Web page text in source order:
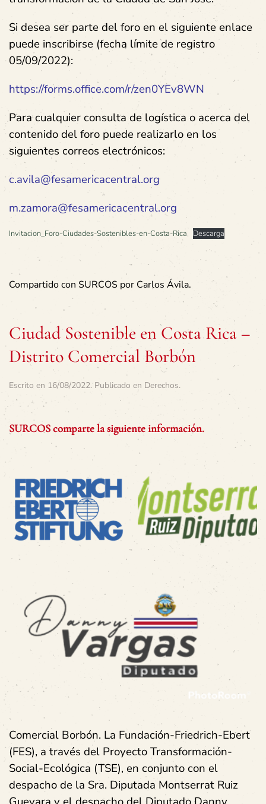
Si desea ser parte del foro en el siguiente enlace
puede inscribirse (fecha límite de registro
05/09/2022):
https://forms.office.com/r/zen0YEv8WN
Para cualquier consulta de logística o acerca del
contenido del foro puede realizarlo en los
siguientes correos electrónicos:
c.avila@fesamericacentral.org
m.zamora@fesamericacentral.org
Invitacion_Foro-Ciudades-Sostenibles-en-Costa-Rica Descarga
Compartido con SURCOS por Carlos Ávila.
Ciudad Sostenible en Costa Rica –
Distrito Comercial Borbón
Escrito en 16/08/2022. Publicado en Derechos.
SURCOS comparte la siguiente información.
Comercial Borbón. La Fundación-Friedrich-Ebert
(FES), a través del Proyecto Transformación-
Social-Ecológica (TSE), en conjunto con el
despacho de la Sra. Diputada Montserrat Ruiz